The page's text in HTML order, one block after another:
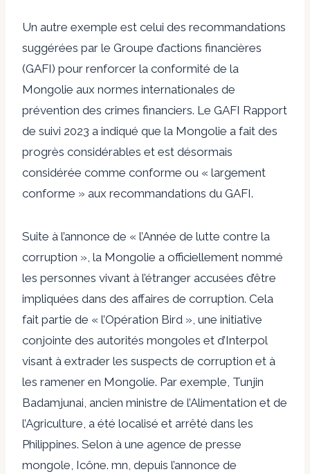
Un autre exemple est celui des recommandations
suggérées par le Groupe d’actions financières
(GAFI) pour renforcer la conformité de la
Mongolie aux normes internationales de
prévention des crimes financiers. Le GAFI Rapport
de suivi 2023 a indiqué que la Mongolie a fait des
progrès considérables et est désormais
considérée comme conforme ou « largement
conforme » aux recommandations du GAFI.
Suite à l’annonce de « l’Année de lutte contre la
corruption », la Mongolie a officiellement nommé
les personnes vivant à l’étranger accusées d’être
impliquées dans des affaires de corruption. Cela
fait partie de « l’Opération Bird », une initiative
conjointe des autorités mongoles et d’Interpol
visant à extrader les suspects de corruption et à
les ramener en Mongolie. Par exemple, Tunjin
Badamjunai, ancien ministre de l’Alimentation et de
l’Agriculture, a été localisé et arrêté dans les
Philippines. Selon à une agence de presse
mongole , Icône. mn, depuis l’annonce de